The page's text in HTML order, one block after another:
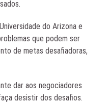
do Arizona e
que podem ser
de metas desafiadoras,
dar aos negociadores
desistir dos desafios.